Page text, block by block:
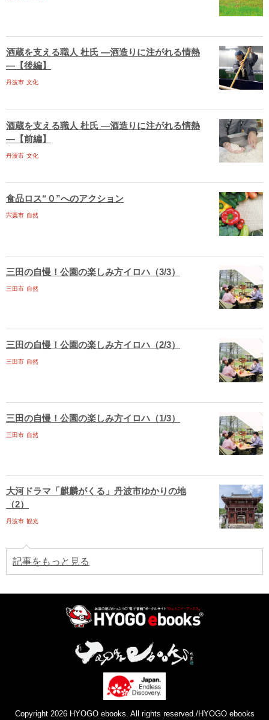
酒蔵を支える職人 杜氏 ―酒造りに注がれる情熱
―【後編】
丹波市 文化
酒蔵を支える職人 杜氏 ―酒造りに注がれる情熱
―【前編】
丹波市 文化
食品ロス“０”へのアクション
宍粟市 自然
三田の自慢！公園の楽しみ方イロハ（3/3）
三田市 自然
三田の自慢！公園の楽しみ方イロハ（2/3）
三田市 自然
三田の自慢！公園の楽しみ方イロハ（1/3）
三田市 自然
大河ドラマ「麒麟がくる」丹波市ゆかりの地
（2）
丹波市 観光
記事をもっと見る
Copyright 2026 HYOGO ebooks. All rights reserved./HYOGO ebooks